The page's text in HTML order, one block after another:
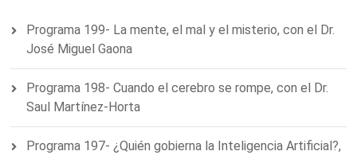
Programa 199- La mente, el mal y el misterio, con el Dr.
José Miguel Gaona
Programa 198- Cuando el cerebro se rompe, con el Dr.
Saul Martínez-Horta
Programa 197- ¿Quién gobierna la Inteligencia Artificial?,